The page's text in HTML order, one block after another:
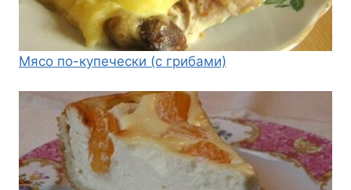
Мясо по-купечески (с грибами)